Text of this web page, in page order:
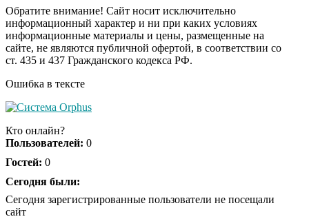
их не видят...
i
Ролик длится
несколько секунд, а
смеяться вы будете
Королева вагона
Экс-бойфренд дочери
из-за макарон
Обратите внимание! Сайт носит исключительно
информационный характер и ни при каких условиях
информационные материалы и цены, размещенные на
сайте, не являются публичной офертой, в соответствии со
ст. 435 и 437 Гражданского кодекса РФ.
Ошибка в тексте
Кто онлайн?
Пользователей: 0
Гостей: 0
Сегодня были:
Сегодня зарегистрированные пользователи не посещали
сайт